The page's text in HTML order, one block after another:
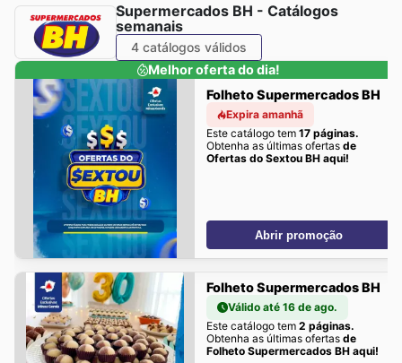
Supermercados BH - Catálogos
semanais
4 catálogos válidos
Melhor oferta do dia!
Folheto Supermercados BH
Expira amanhã
Este catálogo tem 17 páginas.
Obtenha as últimas ofertas de
Ofertas do Sextou BH aqui!
Abrir promoção
Folheto Supermercados BH
Válido até 16 de ago.
Este catálogo tem 2 páginas.
Obtenha as últimas ofertas de
Folheto Supermercados BH aqui!